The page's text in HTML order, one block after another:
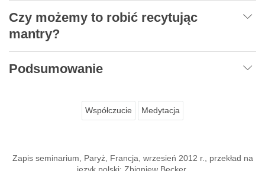
Czy możemy to robić recytując
mantry?
Podsumowanie
Współczucie Medytacja
Zapis seminarium, Paryż, Francja, wrzesień 2012 r., przekład na
język polski: Zbigniew Becker.